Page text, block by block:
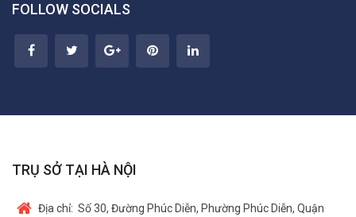
FOLLOW SOCIALS
TRỤ SỞ TẠI HÀ NỘI
Địa chỉ: Số 30, Đường Phúc Diễn, Phường Phúc Diễn, Quận